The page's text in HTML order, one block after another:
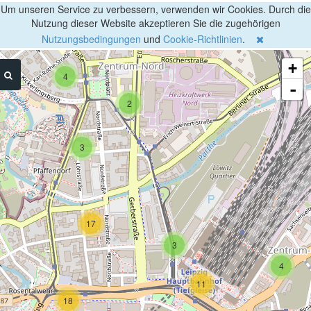
Um unseren Service zu verbessern, verwenden wir Cookies. Durch die
Nutzung dieser Website akzeptieren Sie die zugehörigen
Nutzungsbedingungen und Cookie-Richtlinien.
2
3
4
3
11
4
18
17
+
-